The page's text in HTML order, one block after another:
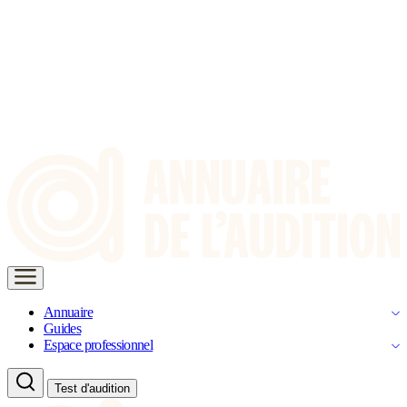
Annuaire
Guides
Espace professionnel
Test d'audition